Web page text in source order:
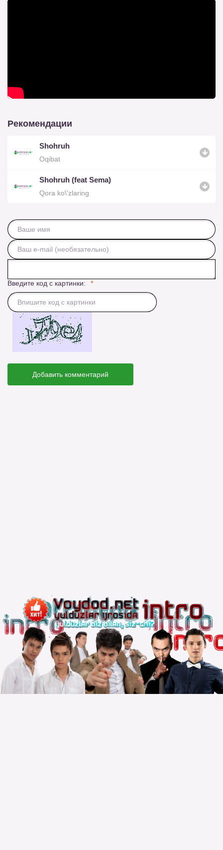
Рекомендации
Shohruh
Oqibat
Shohruh (feat Sema)
Qora ko\'zlaring
Введите код с картинки:
Добавить комментарий